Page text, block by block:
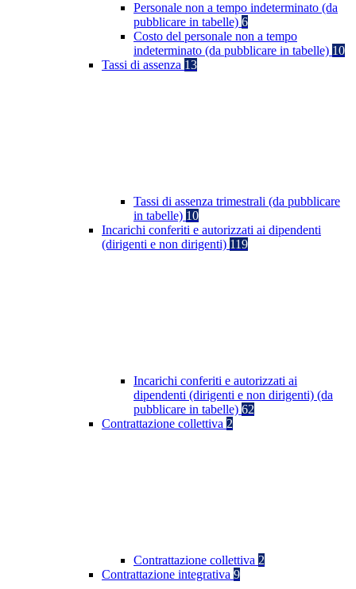
Personale non a tempo indeterminato (da
pubblicare in tabelle) 6
Costo del personale non a tempo
indeterminato (da pubblicare in tabelle) 10
Tassi di assenza 13
Tassi di assenza trimestrali (da pubblicare
in tabelle) 10
Incarichi conferiti e autorizzati ai dipendenti
(dirigenti e non dirigenti) 119
Incarichi conferiti e autorizzati ai
dipendenti (dirigenti e non dirigenti) (da
pubblicare in tabelle) 62
Contrattazione collettiva 2
Contrattazione collettiva 2
Contrattazione integrativa 9